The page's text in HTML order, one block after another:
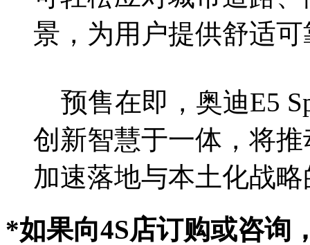
景，为用户提供舒适
预售在即，奥迪E5
创新智慧于一体，将
加速落地与本土化战
*如果向4S店订购或咨询